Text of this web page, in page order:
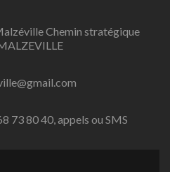
Chemin stratégique
73 80 40, appels ou SMS